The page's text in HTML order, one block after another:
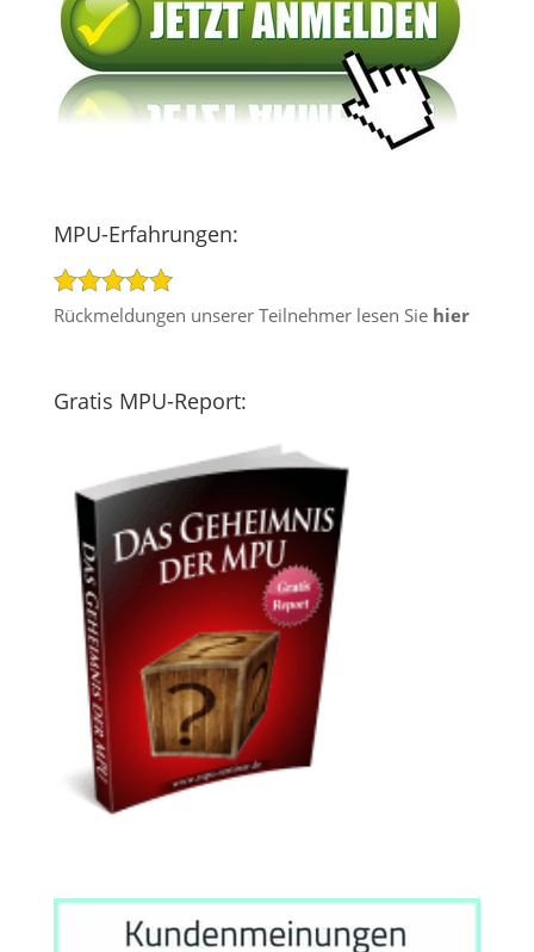
MPU-Erfahrungen:
Rückmeldungen unserer Teilnehmer lesen Sie hier
Gratis MPU-Report: